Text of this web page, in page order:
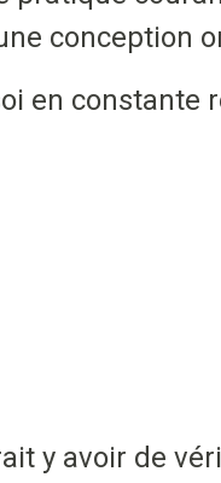
conception
en constante
y avoir de